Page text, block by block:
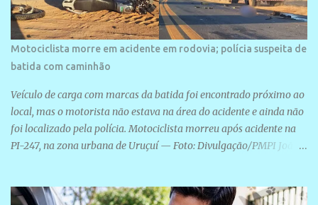
Motociclista morre em acidente em rodovia; polícia suspeita de
batida com caminhão
Veículo de carga com marcas da batida foi encontrado próximo ao
local, mas o motorista não estava na área do acidente e ainda não
foi localizado pela polícia. Motociclista morreu após acidente na
PI-247, na zona urbana de Uruçuí — Foto: Divulgação/PMPI João
A Polícia Militar informou que um caminhão com marcas de